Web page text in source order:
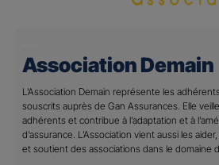
Association Demain
L’Association Demain représente les
souscrits auprès de Gan Assurances. Elle
adhérents et contribue à l’adaptation et à
d’assurance. L’Association vient aussi les
et soutient des associations dans le domaine